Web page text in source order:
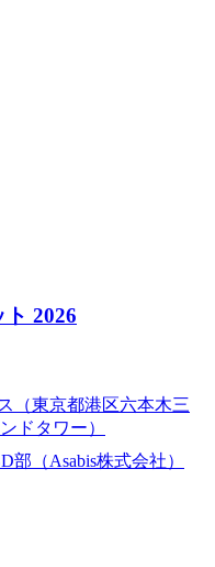
2026
（東京都港区六本木三
ドタワー）
部（Asabis株式会社）